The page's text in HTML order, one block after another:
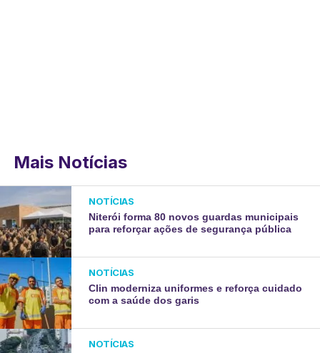
Mais Notícias
NOTÍCIAS
Niterói forma 80 novos guardas municipais
para reforçar ações de segurança pública
NOTÍCIAS
Clin moderniza uniformes e reforça cuidado
com a saúde dos garis
NOTÍCIAS